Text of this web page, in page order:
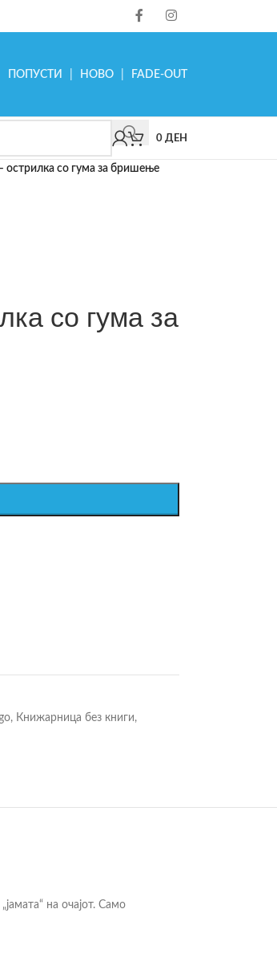
ПОПУСТИ НОВО FADE-OUT
0 ДЕН
острилка со гума за бришење
со гума за
, Книжарница без книги,
на очајот. Само